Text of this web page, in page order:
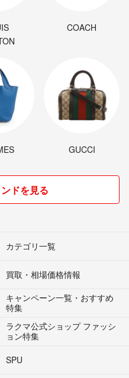
COACH
GUCCI
ドを見る
カテゴリ一覧
買取・相場価格情報
キャンペーン一覧・おすすめ
特集
ラクマ公式ショップ ファッシ
ョン特集
SPU